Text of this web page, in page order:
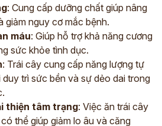
: Cung cấp dưỡng chất giúp nâng
giảm nguy cơ mắc bệnh.
máu: Giúp hỗ trợ khả năng cương
sức khỏe tình dục.
: Trái cây cung cấp năng lượng tự
duy trì sức bền và sự dẻo dai trong
thiện tâm trạng: Việc ăn trái cây
thể giúp giảm lo âu và căng